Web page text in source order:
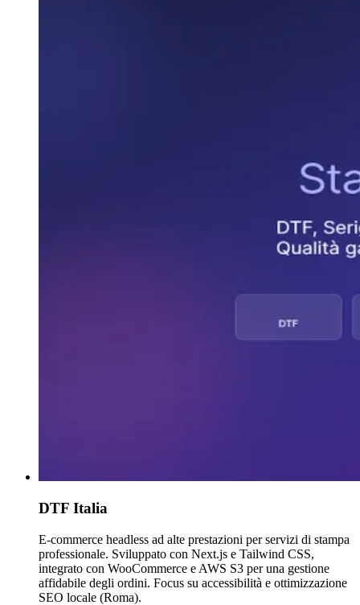
DTF Italia
E-commerce headless ad alte prestazioni per servizi di stampa
professionale. Sviluppato con Next.js e Tailwind CSS,
integrato con WooCommerce e AWS S3 per una gestione
affidabile degli ordini. Focus su accessibilità e ottimizzazione
SEO locale (Roma).